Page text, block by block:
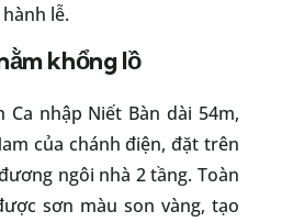
lễ.
khổng lồ
Ca nhập Niết Bàn dài 54m,
của chánh điện, đặt trên
ngôi nhà 2 tầng. Toàn
sơn màu son vàng, tạo